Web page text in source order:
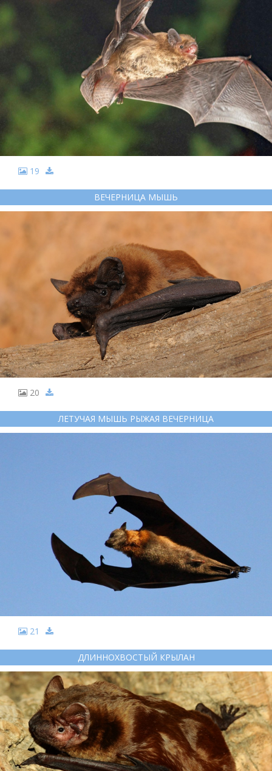
19
ВЕЧЕРНИЦА МЫШЬ
20
ЛЕТУЧАЯ МЫШЬ РЫЖАЯ ВЕЧЕРНИЦА
21
ДЛИННОХВОСТЫЙ КРЫЛАН